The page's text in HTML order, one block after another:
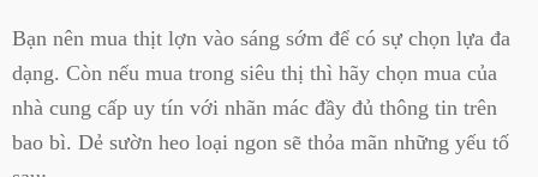
Bạn nên mua thịt lợn vào sáng sớm để có sự chọn lựa đa
dạng. Còn nếu mua trong siêu thị thì hãy chọn mua của
nhà cung cấp uy tín với nhãn mác đầy đủ thông tin trên
bao bì. Dẻ sườn heo loại ngon sẽ thỏa mãn những yếu tố